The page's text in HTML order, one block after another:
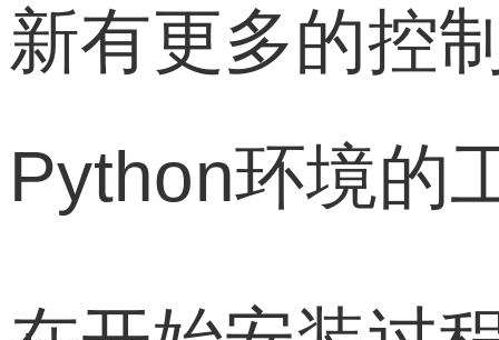
新有更多的控
Python环境的